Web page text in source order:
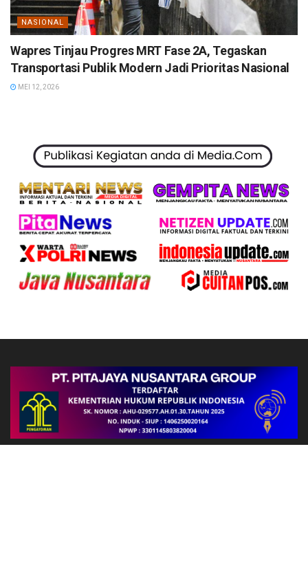
NASIONAL
Wapres Tinjau Progres MRT Fase 2A, Tegaskan
Transportasi Publik Modern Jadi Prioritas Nasional
MEI 12, 2026